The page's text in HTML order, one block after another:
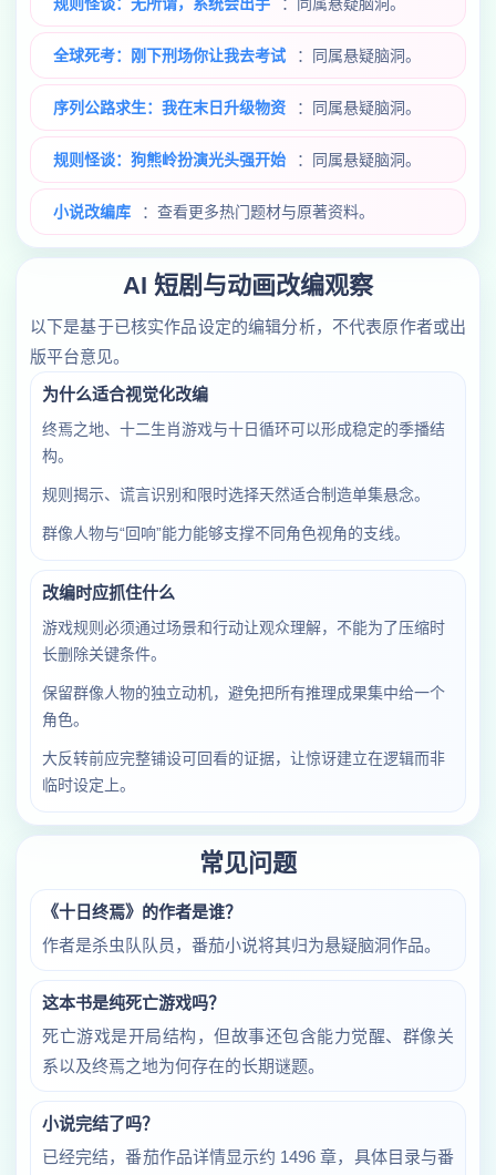
全球死考：刚下刑场你让我去考试 ：同属悬疑脑洞。
序列公路求生：我在末日升级物资 ：同属悬疑脑洞。
规则怪谈：狗熊岭扮演光头强开始 ：同属悬疑脑洞。
小说改编库 ：查看更多热门题材与原著资料。
AI 短剧与动画改编观察
以下是基于已核实作品设定的编辑分析，不代表原作者或出
版平台意见。
为什么适合视觉化改编
终焉之地、十二生肖游戏与十日循环可以形成稳定的季播结
构。
规则揭示、谎言识别和限时选择天然适合制造单集悬念。
群像人物与“回响”能力能够支撑不同角色视角的支线。
改编时应抓住什么
游戏规则必须通过场景和行动让观众理解，不能为了压缩时
长删除关键条件。
保留群像人物的独立动机，避免把所有推理成果集中给一个
角色。
大反转前应完整铺设可回看的证据，让惊讶建立在逻辑而非
临时设定上。
常见问题
《十日终焉》的作者是谁？
作者是杀虫队队员，番茄小说将其归为悬疑脑洞作品。
这本书是纯死亡游戏吗？
死亡游戏是开局结构，但故事还包含能力觉醒、群像关
系以及终焉之地为何存在的长期谜题。
小说完结了吗？
已经完结，番茄作品详情显示约 1496 章，具体目录与番